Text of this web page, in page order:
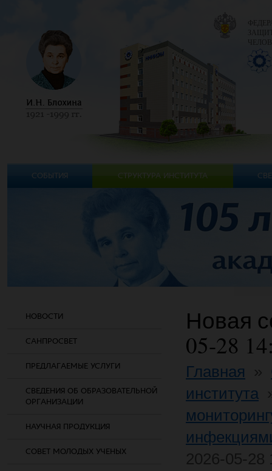
НОВОСТИ
САНПРОСВЕТ
ПРЕДЛАГАЕМЫЕ УСЛУГИ
СВЕДЕНИЯ ОБ ОБРАЗОВАТЕЛЬНОЙ
ОРГАНИЗАЦИИ
НАУЧНАЯ ПРОДУКЦИЯ
СОВЕТ МОЛОДЫХ УЧЕНЫХ
Новая
05-28
Главная
института
СОБЫТИЯ СТРУКТУРА ИНСТИТУТА